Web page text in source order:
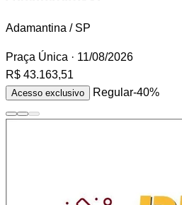
Adamantina / SP
Praça Única · 11/08/2026
R$ 43.163,51
Acesso exclusivo Regular-40%